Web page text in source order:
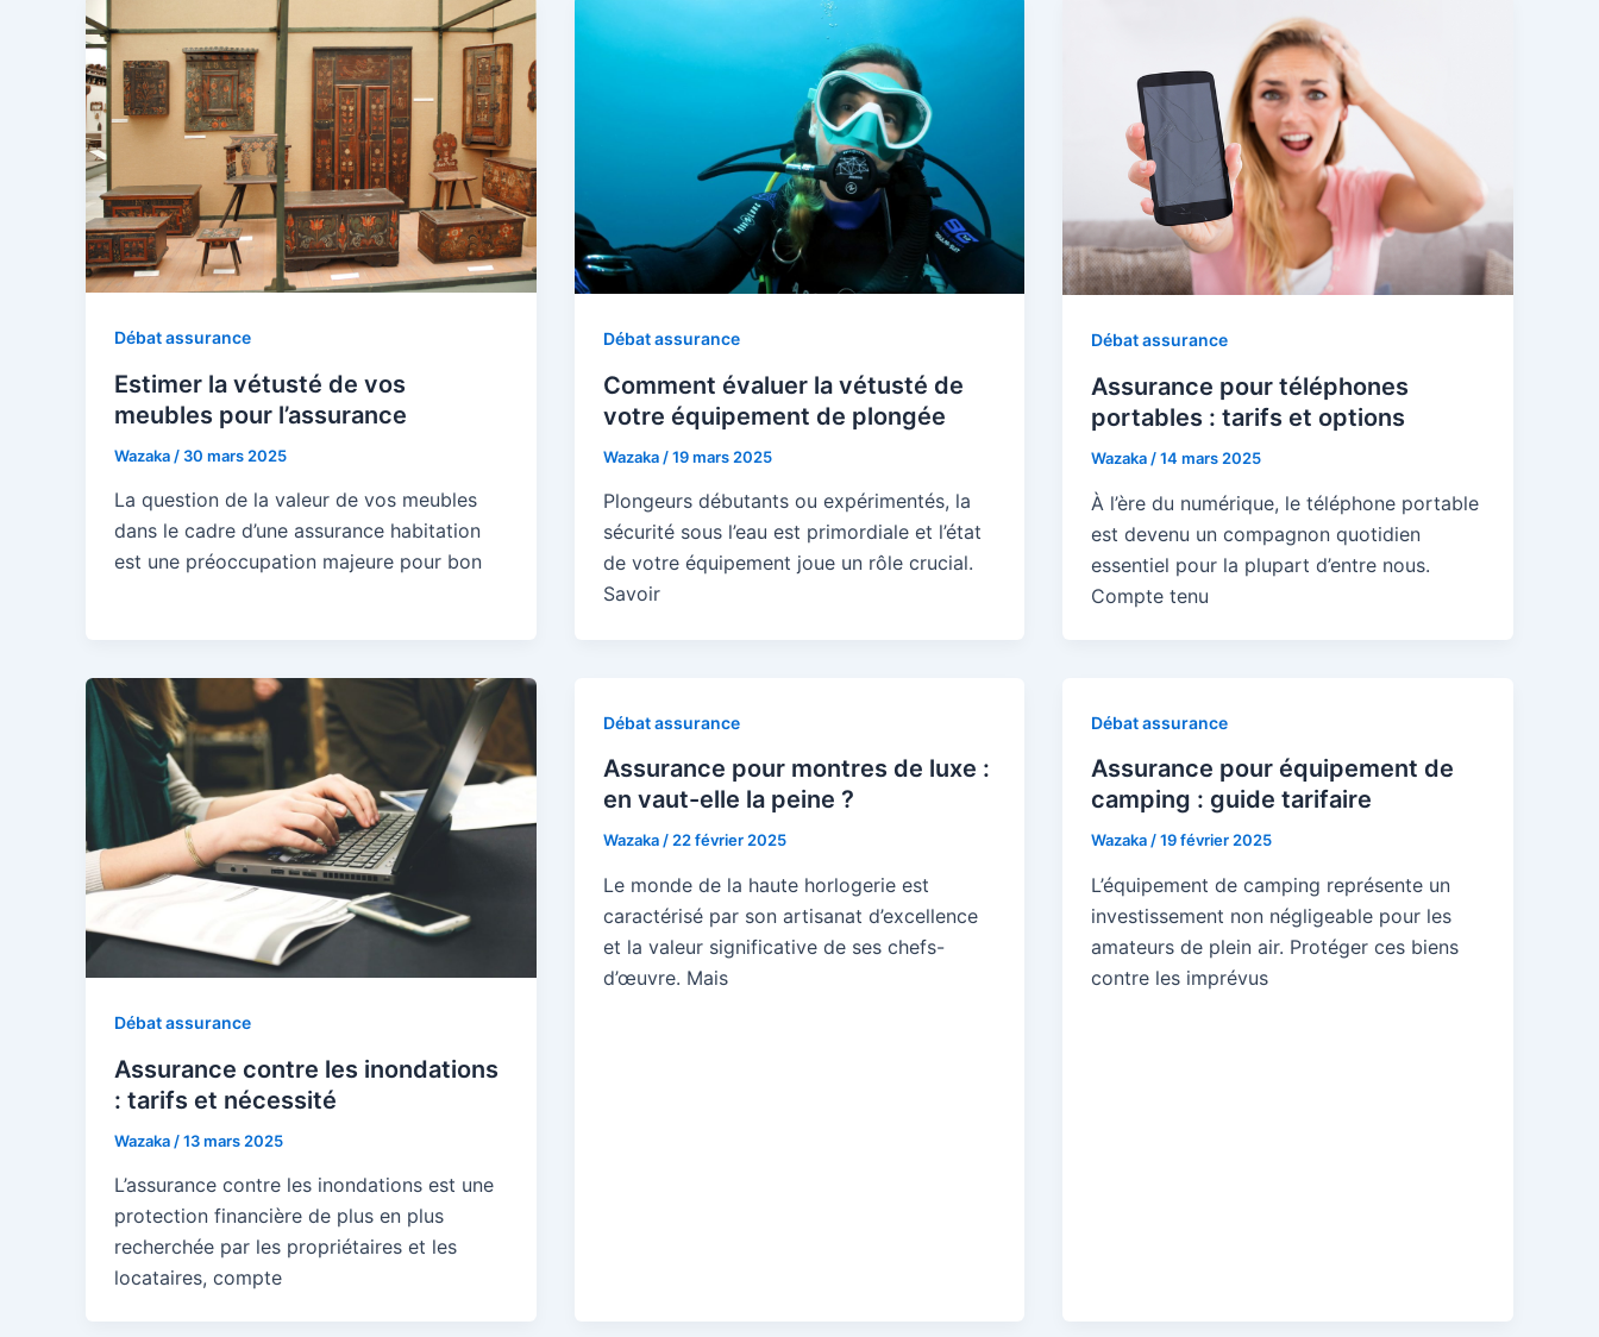
Débat assurance
Estimer la vétusté de vos
meubles pour l’assurance
Wazaka / 30 mars 2025
La question de la valeur de vos meubles
dans le cadre d’une assurance habitation
est une préoccupation majeure pour bon
Débat assurance
Comment évaluer la vétusté de
votre équipement de plongée
Wazaka /19 mars 2025
Plongeurs débutants ou expérimentés, la
sécurité sous l’eau est primordiale et l’état
de votre équipement joue un rôle crucial.
Savoir
Débat assurance
Assurance pour téléphones
portables : tarifs et options
Wazaka /14 mars 2025
À l’ère du numérique, le téléphone portable
est devenu un compagnon quotidien
essentiel pour la plupart d’entre nous.
Compte tenu
Débat assurance
Assurance contre les inondations
: tarifs et nécessité
Wazaka /13 mars 2025
L’assurance contre les inondations est une
protection financière de plus en plus
recherchée par les propriétaires et les
locataires, compte
Débat assurance
Assurance pour montres de luxe :
en vaut-elle la peine ?
Wazaka/22 février 2025
Le monde de la haute horlogerie est
caractérisé par son artisanat d’excellence
et la valeur significative de ses chefs-
d’œuvre. Mais
Débat assurance
Assurance pour équipement de
camping : guide tarifaire
Wazaka/19 février 2025
L’équipement de camping représente un
investissement non négligeable pour les
amateurs de plein air. Protéger ces biens
contre les imprévus